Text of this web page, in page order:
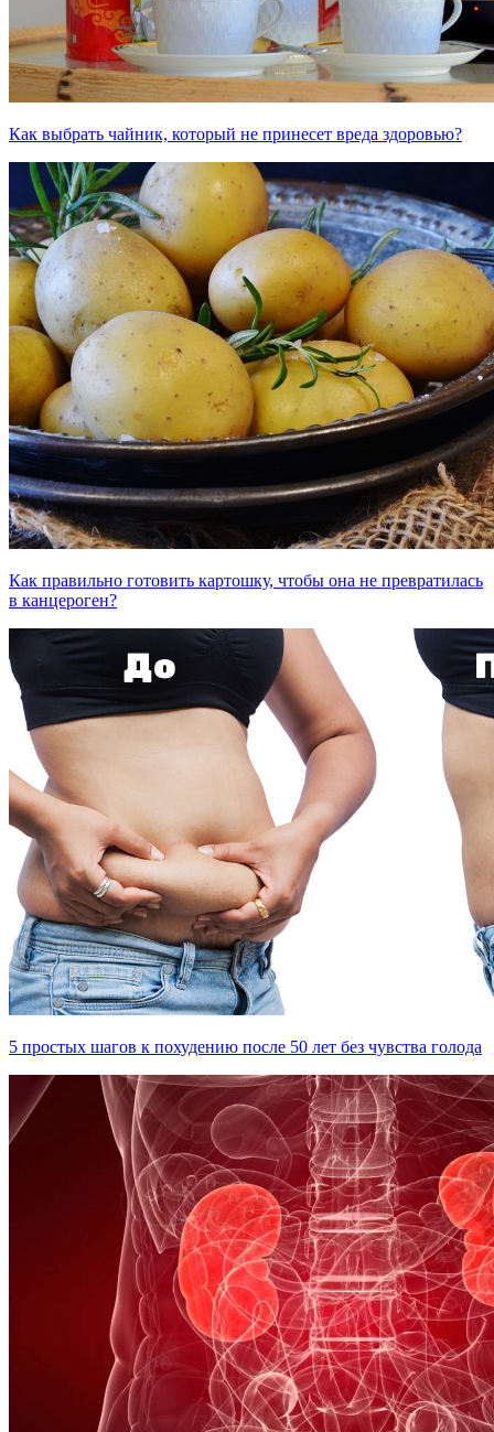
Как выбрать чайник, который не принесет вреда здоровью?
Как правильно готовить картошку, чтобы она не превратилась
в канцероген?
5 простых шагов к похудению после 50 лет без чувства голода